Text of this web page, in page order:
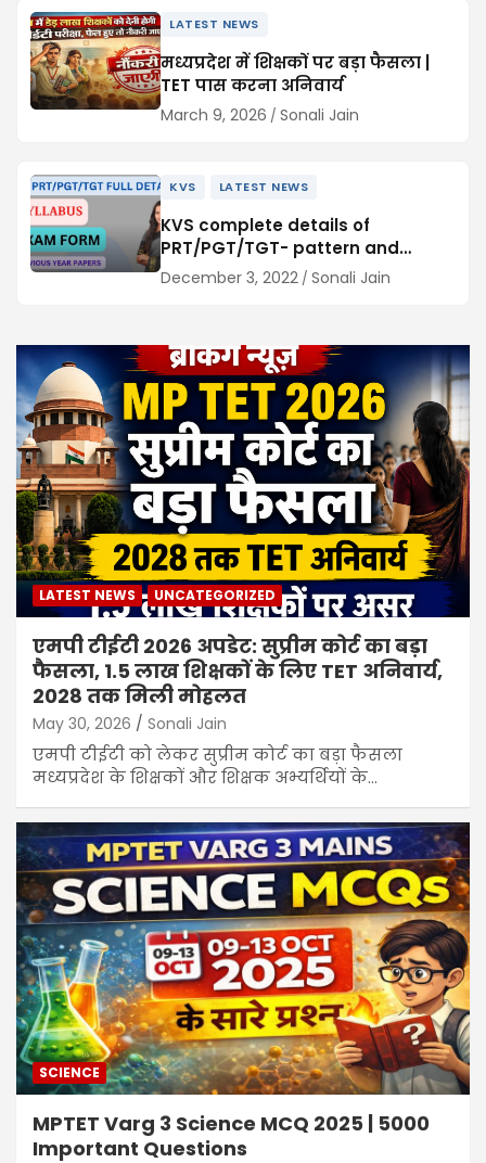
LATEST NEWS
मध्यप्रदेश में शिक्षकों पर बड़ा फैसला |
TET पास करना अनिवार्य
March 9, 2026 Sonali Jain
KVS LATEST NEWS
KVS complete details of
PRT/PGT/TGT- pattern and
syllabus 2022-23
December 3, 2022 Sonali Jain
LATEST NEWS UNCATEGORIZED
एमपी टीईटी 2026 अपडेट: सुप्रीम कोर्ट का बड़ा
फैसला, 1.5 लाख शिक्षकों के लिए TET अनिवार्य,
2028 तक मिली मोहलत
May 30, 2026 Sonali Jain
एमपी टीईटी को लेकर सुप्रीम कोर्ट का बड़ा फैसला
मध्यप्रदेश के शिक्षकों और शिक्षक अभ्यर्थियों के…
SCIENCE
MPTET Varg 3 Science MCQ 2025 | 5000
Important Questions